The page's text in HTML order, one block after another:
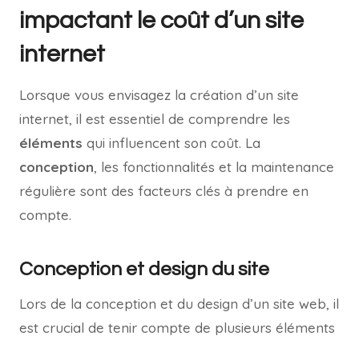
impactant le coût d’un site
internet
Lorsque vous envisagez la création d’un site
internet, il est essentiel de comprendre les
éléments qui influencent son coût. La
conception, les fonctionnalités et la maintenance
régulière sont des facteurs clés à prendre en
compte.
Conception et design du site
Lors de la conception et du design d’un site web, il
est crucial de tenir compte de plusieurs éléments